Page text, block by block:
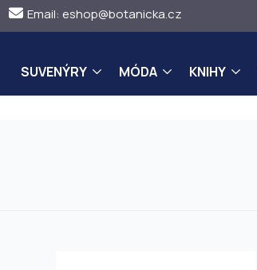
Email: eshop@botanicka.cz
SUVENÝRY MÓDA KNIHY